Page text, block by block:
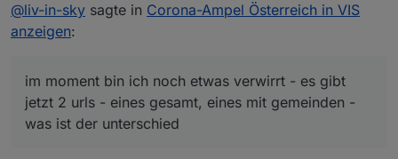
@liv-in-sky sagte in Corona-Ampel Österreich in VIS
anzeigen:
im moment bin ich noch etwas verwirrt - es gibt
jetzt 2 urls - eines gesamt, eines mit gemeinden -
was ist der unterschied